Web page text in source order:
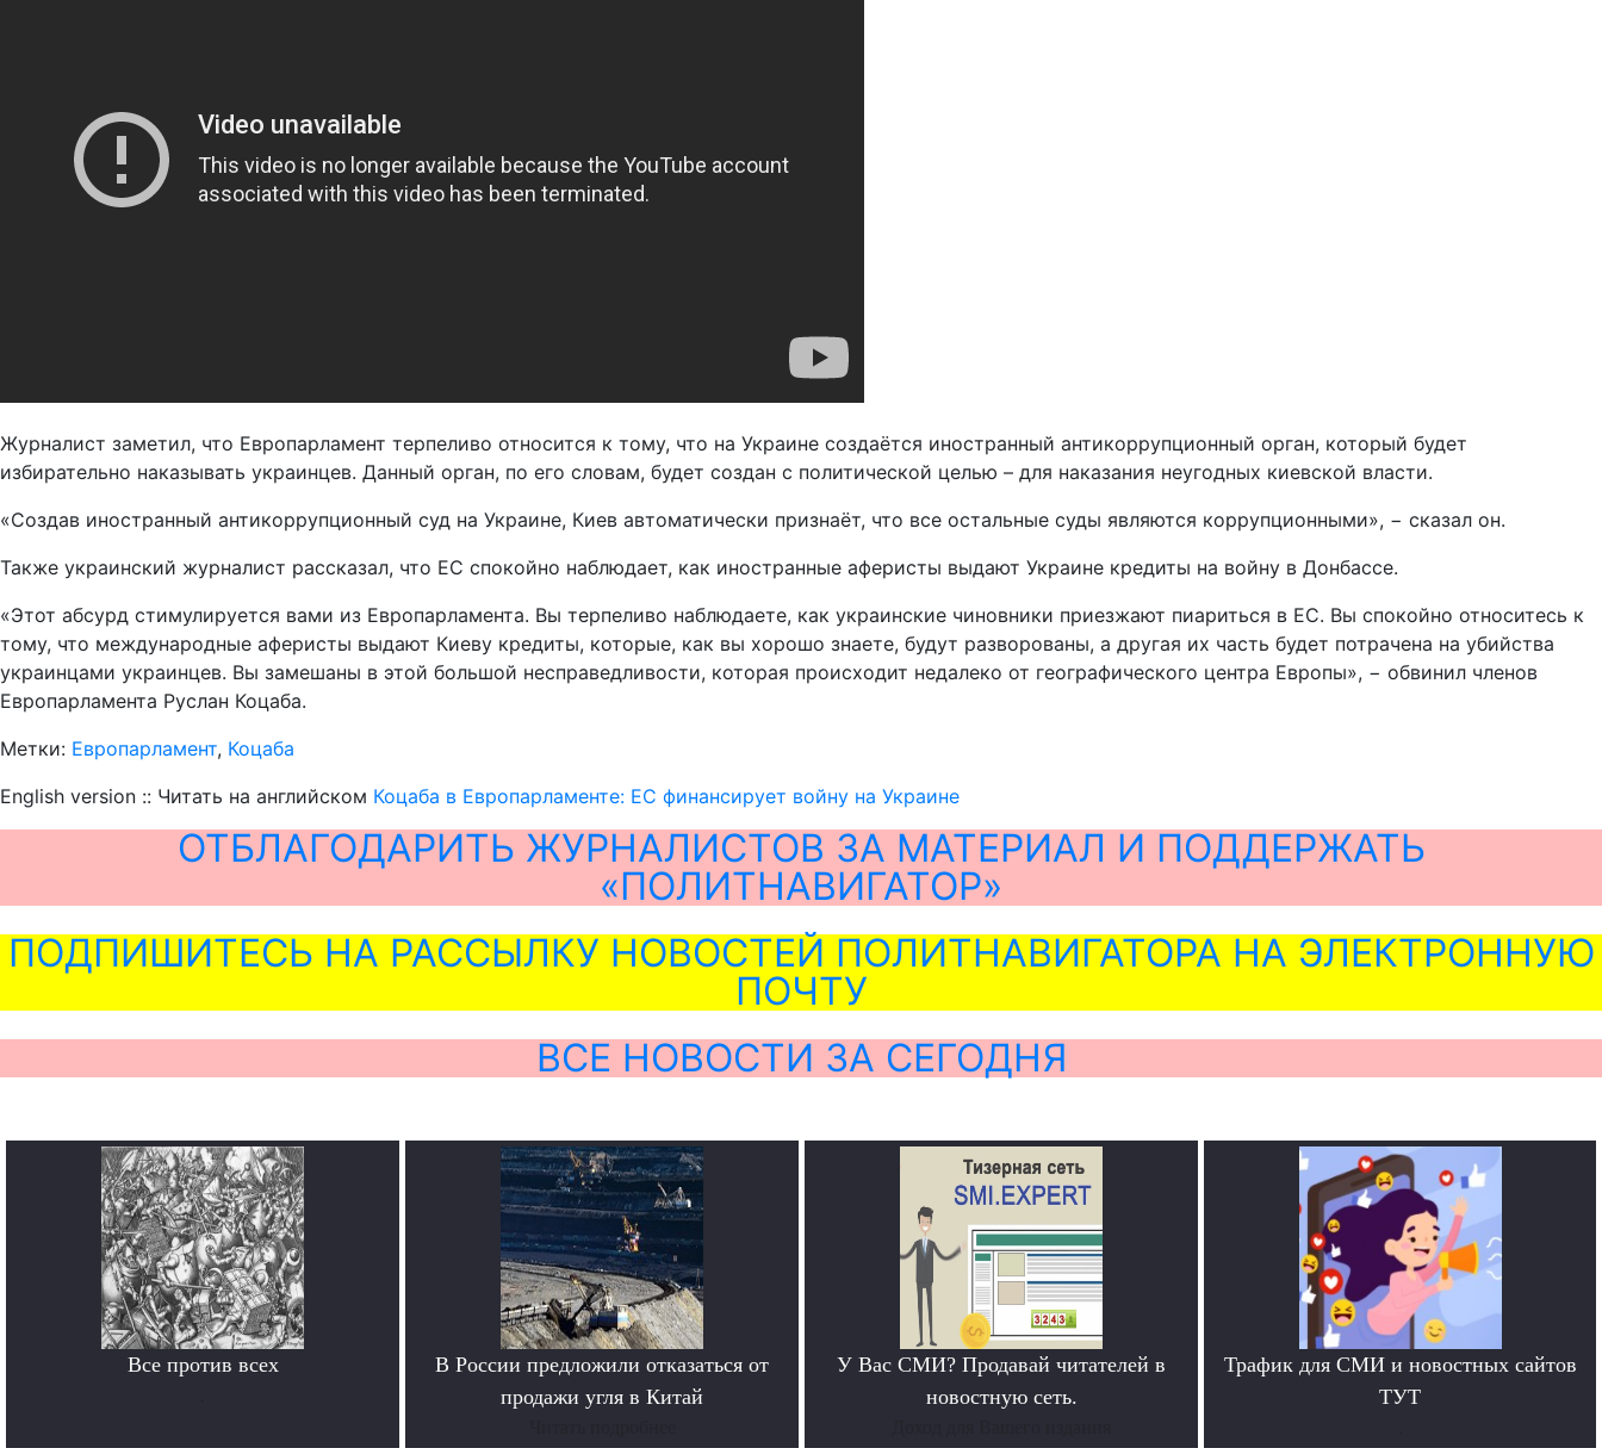
Журналист заметил, что Европарламент терпеливо относится к тому, что на Украине создаётся иностранный антикоррупционный орган, который будет
избирательно наказывать украинцев. Данный орган, по его словам, будет создан с политической целью – для наказания неугодных киевской власти.
«Создав иностранный антикоррупционный суд на Украине, Киев автоматически признаёт, что все остальные суды являются коррупционными», − сказал он.
Также украинский журналист рассказал, что ЕС спокойно наблюдает, как иностранные аферисты выдают Украине кредиты на войну в Донбассе.
«Этот абсурд стимулируется вами из Европарламента. Вы терпеливо наблюдаете, как украинские чиновники приезжают пиариться в ЕС. Вы спокойно относитесь к
тому, что международные аферисты выдают Киеву кредиты, которые, как вы хорошо знаете, будут разворованы, а другая их часть будет потрачена на убийства
украинцами украинцев. Вы замешаны в этой большой несправедливости, которая происходит недалеко от географического центра Европы», − обвинил членов
Европарламента Руслан Коцаба.
Метки: Европарламент, Коцаба
English version :: Читать на английском Коцаба в Европарламенте: ЕС финансирует войну на Украине
ОТБЛАГОДАРИТЬ ЖУРНАЛИСТОВ ЗА МАТЕРИАЛ И ПОДДЕРЖАТЬ
«ПОЛИТНАВИГАТОР»
ПОДПИШИТЕСЬ НА РАССЫЛКУ НОВОСТЕЙ ПОЛИТНАВИГАТОРА НА ЭЛЕКТРОННУЮ
ПОЧТУ
ВСЕ НОВОСТИ ЗА СЕГОДНЯ
Все против всех
В России предложили отказаться от
продажи угля в Китай
У Вас СМИ? Продавай читателей в
новостную сеть.
Трафик для СМИ и новостных сайтов
ТУТ